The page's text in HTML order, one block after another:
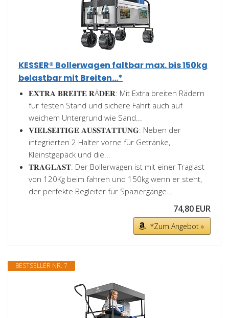
KESSER® Bollerwagen faltbar max. bis 150kg
belastbar mit Breiten...*
𝐄𝐗𝐓𝐑𝐀 𝐁𝐑𝐄𝐈𝐓𝐄 𝐑Ä𝐃𝐄𝐑: Mit Extra breiten Rädern
für festen Stand und sichere Fahrt auch auf
weichem Untergrund wie Sand...
𝐕𝐈𝐄𝐋𝐒𝐄𝐈𝐓𝐈𝐆𝐄 𝐀𝐔𝐒𝐒𝐓𝐀𝐓𝐓𝐔𝐍𝐆: Neben der
integrierten 2 Halter vorne für Getränke,
Kleinstgepäck und die...
𝐓𝐑𝐀𝐆𝐋𝐀𝐒𝐓: Der Bollerwagen ist mit einer Traglast
von 120Kg beim fahren und 150kg wenn er steht,
der perfekte Begleiter für Spaziergänge...
74,80 EUR
*Zum Angebot »
BESTSELLER NR. 7